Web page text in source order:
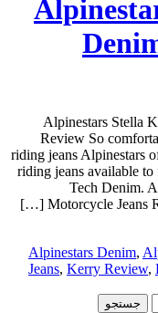
Alpinestars Stella
Review So
riding jeans Alpinestars
riding jeans available
Tech Denim.
Motorcycle Jeans
Alpinestars Denim,
Jeans, Kerry Review,